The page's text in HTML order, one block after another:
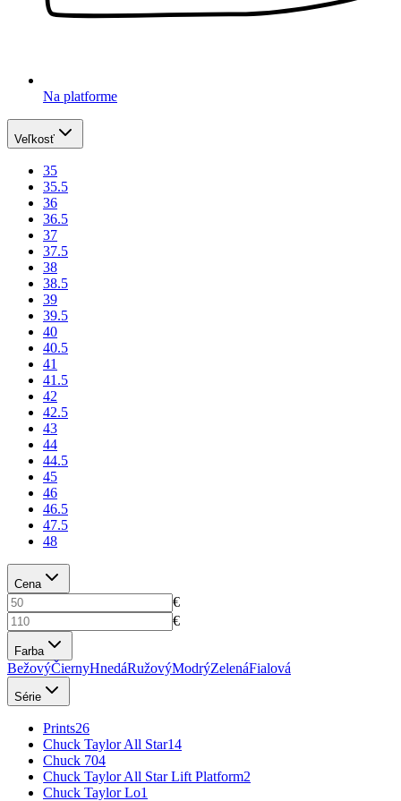
Na platforme
Veľkosť
35
35.5
36
36.5
37
37.5
38
38.5
39
39.5
40
40.5
41
41.5
42
42.5
43
44
44.5
45
46
46.5
47.5
48
Cena
€
€
Farba
BežovýČiernyHnedáRužovýModrýZelenáFialová
Série
Prints26
Chuck Taylor All Star14
Chuck 704
Chuck Taylor All Star Lift Platform2
Chuck Taylor Lo1